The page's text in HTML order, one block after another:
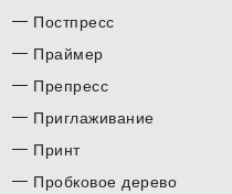
Постпресс
Праймер
Препресс
Приглаживание
Принт
Пробковое дерево